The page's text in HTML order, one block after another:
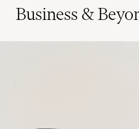
Business &